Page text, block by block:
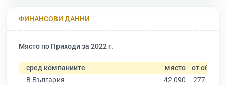
ФИНАНСОВИ ДАННИ
Място по Приходи за 2022 г.
сред компаниите място от общо
В България
42 090
277 019